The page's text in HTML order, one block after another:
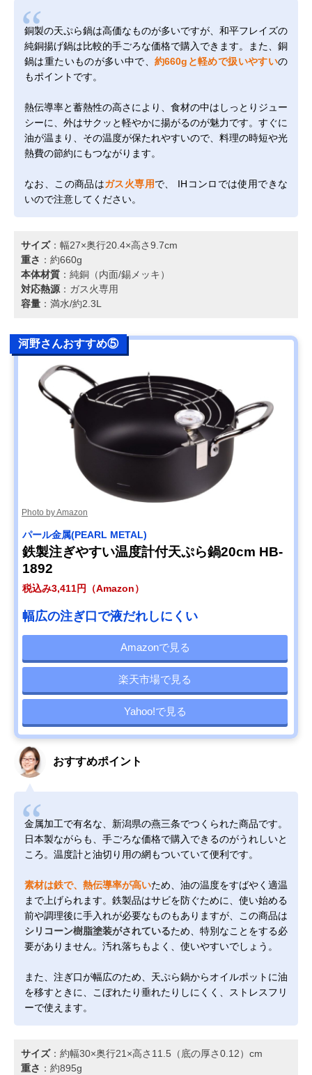
銅製の天ぷら鍋は高価なものが多いですが、和平フレイズの
純銅揚げ鍋は比較的手ごろな価格で購入できます。また、銅
鍋は重たいものが多い中で、 約660gと軽めで扱いやすいの
もポイントです。
熱伝導率と蓄熱性の高さにより、食材の中はしっとりジュー
シーに、外はサクッと軽やかに揚がるのが魅力です。すぐに
油が温まり、その温度が保たれやすいので、料理の時短や光
熱費の節約にもつながります。
なお、この商品はガス火専用で、 IHコンロでは使用できな
いので注意してください。
サイズ：幅27×奥行20.4×高さ9.7cm
重さ ：約660g
本体材質 ：純銅（内面/錫メッキ）
対応熱源 ：ガス火専用
容量 ：満水/約2.3L
河野さんおすすめ⑤
Photo by Amazon
パール金属(PEARL METAL)
鉄製注ぎやすい温度計付天ぷら鍋20cm HB-
1892
税込み3,411円（Amazon）
幅広の注ぎ口で液だれしにくい
Amazonで見る
楽天市場で見る
Yahoo!で見る
おすすめポイント
金属加工で有名な、新潟県の燕三条でつくられた商品です。
日本製ながらも、手ごろな価格で購入できるのがうれしいと
ころ。温度計と油切り用の網もついていて便利です。
素材は鉄で、熱伝導率が高いため、油の温度をすばやく適温
まで上げられます。鉄製品はサビを防ぐために、使い始める
前や調理後に手入れが必要なものもありますが、この商品は
シリコーン樹脂塗装がされているため、特別なことをする必
要がありません。汚れ落ちもよく、使いやすいでしょう。
また、注ぎ口が幅広のため、天ぷら鍋からオイルポットに油
を移すときに、こぼれたり垂れたりしにくく、ストレスフリ
ーで使えます。
サイズ：約幅30×奥行21×高さ11.5（底の厚さ0.12）cm
重さ ：約895g